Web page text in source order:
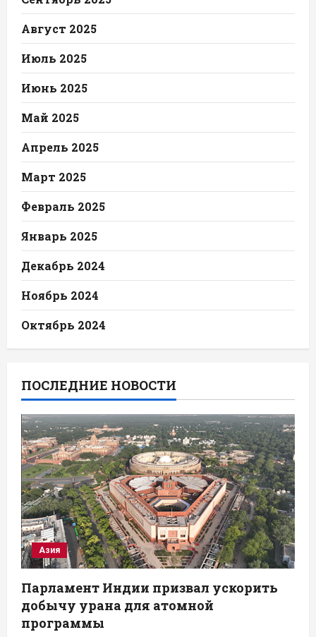
Август 2025
Июль 2025
Июнь 2025
Май 2025
Апрель 2025
Март 2025
Февраль 2025
Январь 2025
Декабрь 2024
Ноябрь 2024
Октябрь 2024
ПОСЛЕДНИЕ НОВОСТИ
Азия
Парламент Индии призвал ускорить
добычу урана для атомной
программы